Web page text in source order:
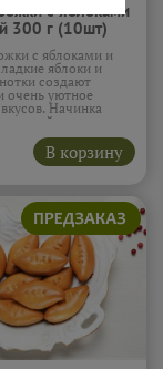
с яблоками
300 г (10шт)
с яблоками и
яблоки и
создают
очень уютное
Начинка
сочной, а тесто —
В корзину